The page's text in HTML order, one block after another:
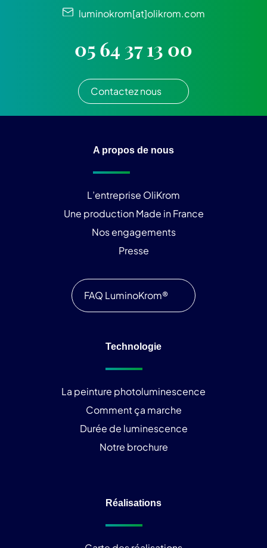
luminokrom[at]olikrom.com
05 64 37 13 00
Contactez nous
A propos de nous
L’entreprise OliKrom
Une production Made in France
Nos engagements
Presse
FAQ LuminoKrom®
Technologie
La peinture photoluminescence
Comment ça marche
Durée de luminescence
Notre brochure
Réalisations